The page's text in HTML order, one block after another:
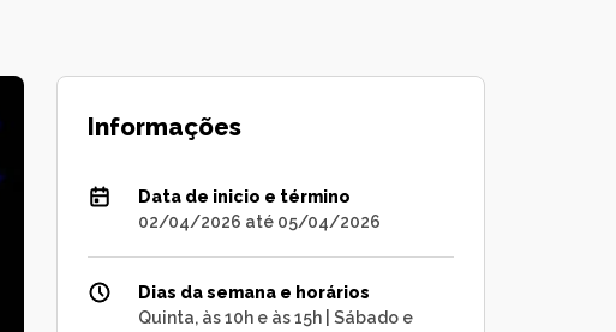
Informações
Data de inicio e término
02/04/2026 até 05/04/2026
Dias da semana e horários
Quinta, às 10h e às 15h | Sábado e